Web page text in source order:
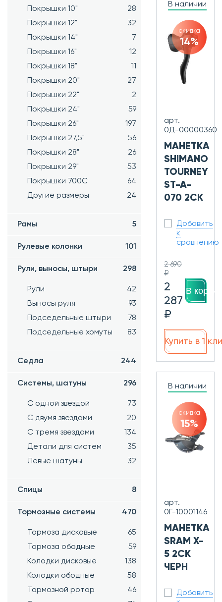
Покрышки 10"
28
Покрышки 12"
32
Покрышки 14"
7
Покрышки 16"
12
Покрышки 18"
11
Покрышки 20"
27
Покрышки 22"
2
Покрышки 24"
59
Покрышки 26"
197
Покрышки 27,5"
56
Покрышки 28"
26
Покрышки 29"
53
Покрышки 700C
64
Другие размеры
24
Рамы 5
Рулевые колонки 101
Рули, выносы, штыри 298
Рули
42
Выносы руля
93
Подседельные штыри
78
Подседельные хомуты
83
Седла 244
Системы, шатуны 296
С одной звездой
73
С двумя звездами
20
С тремя звездами
134
Детали для систем
35
Левые шатуны
32
Спицы 8
Тормозные системы 470
Тормоза дисковые
65
Тормоза ободные
59
Колодки дисковые
138
Колодки ободные
58
Тормозной ротор
46
В наличии
скидка
14%
арт.
0Д-00000360
МАНЕТКА
SHIMANO
TOURNEY
ST-A-
070 2СК
Добавить
к
сравнению
2 690
₽
2
287
₽
В
Купить в 1
В наличии
скидка
15%
арт.
0Г-10001146
МАНЕТКА
SRAM X-
5 2СК
ЧЕРН
Добавить